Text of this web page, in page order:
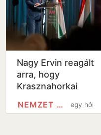
Nagy Ervin reagált
arra, hogy
Krasznahorkai
fogadja el a
egy hónap
NEMZET MŰVÉSZE